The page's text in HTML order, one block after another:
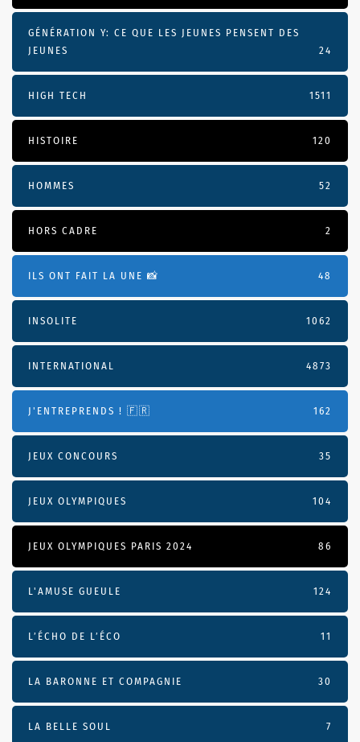
GÉNÉRATION Y: CE QUE LES JEUNES PENSENT DES
JEUNES
24
HIGH TECH 1511
HISTOIRE 120
HOMMES 52
HORS CADRE 2
ILS ONT FAIT LA UNE 📸 48
INSOLITE 1062
INTERNATIONAL 4873
J'ENTREPRENDS ! 🇫🇷 162
JEUX CONCOURS 35
JEUX OLYMPIQUES 104
JEUX OLYMPIQUES PARIS 2024 86
L'AMUSE GUEULE 124
L’ÉCHO DE L’ÉCO 11
LA BARONNE ET COMPAGNIE 30
LA BELLE SOUL 7